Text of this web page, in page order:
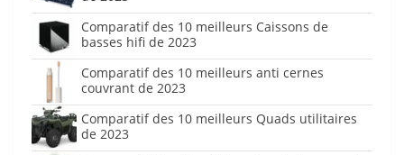
Comparatif des 10 meilleurs Caissons de
basses hifi de 2023
Comparatif des 10 meilleurs anti cernes
couvrant de 2023
Comparatif des 10 meilleurs Quads utilitaires
de 2023